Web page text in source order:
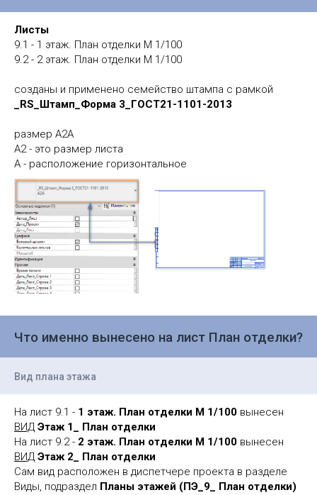
Листы
9.1 - 1 этаж. План отделки М 1/100
9.2 - 2 этаж. План отделки М 1/100
созданы и применено семейство штампа с рамкой
_RS_Штамп_Форма 3_ГОСТ21-1101-2013
размер А2А
А2 - это размер листа
А - расположение горизонтальное
Что именно вынесено на лист План отделки?
Вид плана этажа
На лист 9.1 - 1 этаж. План отделки М 1/100 вынесен
ВИД Этаж 1_ План отделки
На лист 9.2 - 2 этаж. План отделки М 1/100 вынесен
ВИД Этаж 2_ План отделки
Сам вид расположен в диспетчере проекта в разделе
Виды, подраздел Планы этажей (ПЭ_9_ План отделки)